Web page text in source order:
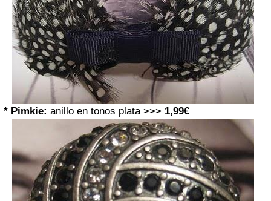
* Pimkie: anillo en tonos plata >>> 1,99€